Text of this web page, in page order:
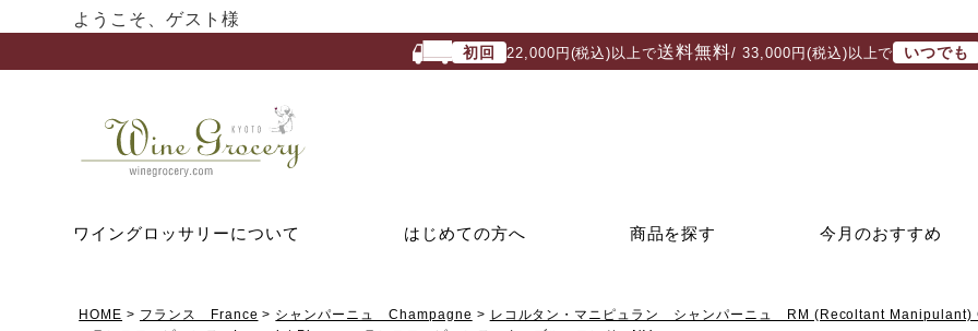
ようこそ、ゲスト様
初回 22,000円(税込)以上で送料無料/ 33,000円(税込)以上で いつでも
ワイングロッサリーについて はじめての方へ 商品を探す 今月のおすすめ
HOME フランス France シャンパーニュ Champagne
レコルタン・マニピュラン シャンパーニュ RM (Recoltant Manipulant)